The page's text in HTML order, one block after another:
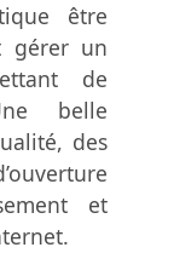
être
gérer un
de
belle
des
et